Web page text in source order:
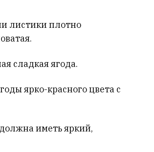
листики плотно
сладкая ягода.
ярко-красного цвета с
иметь яркий,